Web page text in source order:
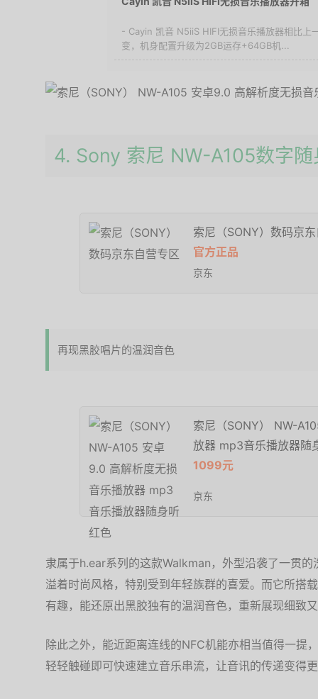
- Cayin 凯音 N5iiS HIFI无损音乐播放器相比上
变，机身配置升级为2GB运存+64GB机...
4. Sony 索尼 NW-A105数字随
索尼（SONY）数码京
官方正品
京东
再现黑胶唱片的温润音色
索尼（SONY） NW-
放器 mp3音乐播放器随
1099元
京东
隶属于h.ear系列的这款Walkman，外型沿袭了一贯
溢着时尚风格，特别受到年轻族群的喜爱。而它所搭
有趣，能还原出黑胶独有的温润音色，重新展现细致
除此之外，能近距离连线的NFC机能亦相当值得一提
轻轻触碰即可快速建立音乐串流，让音讯的传递变得